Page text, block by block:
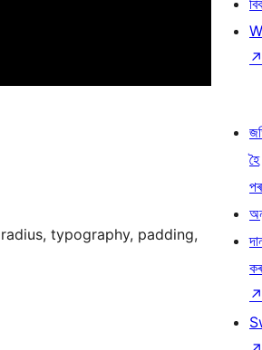
typography, padding,
↗
হৈ
↗